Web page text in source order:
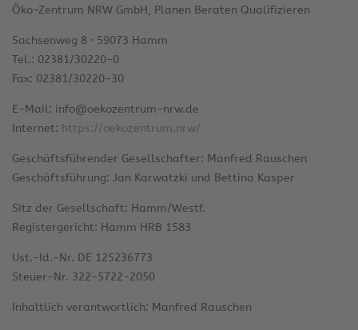
Öko-Zentrum NRW GmbH, Planen Beraten Qualifizieren
Sachsenweg 8 · 59073 Hamm
Tel.: 02381/30220-0
Fax: 02381/30220-30
E-Mail: info@oekozentrum-nrw.de
Internet: https://oekozentrum.nrw/
Geschäftsführender Gesellschafter: Manfred Rauschen
Geschäftsführung: Jan Karwatzki und Bettina Kasper
Sitz der Gesellschaft: Hamm/Westf.
Registergericht: Hamm HRB 1583
Ust.-Id.-Nr. DE 125236773
Steuer-Nr. 322-5722-2050
Inhaltlich verantwortlich: Manfred Rauschen